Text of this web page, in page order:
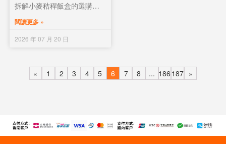
拆解小麥秸稈飯盒的選購與
健康的企業及個人。
閱讀更多 »
2026 年 07 月 20 日
« 1 2 3 4 5 6 7 8 ... 186 187 »